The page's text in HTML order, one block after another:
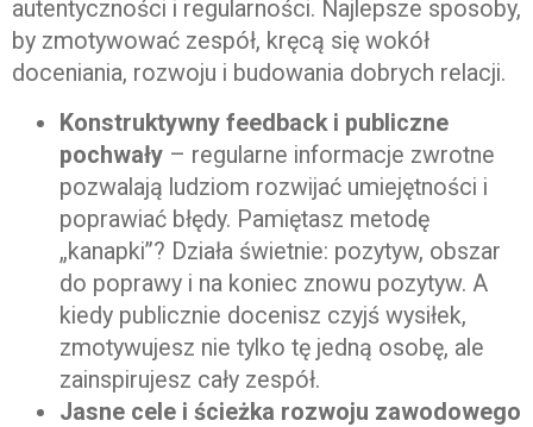
autentyczności i regularności. Najlepsze sposoby,
by zmotywować zespół, kręcą się wokół
doceniania, rozwoju i budowania dobrych relacji.
Konstruktywny feedback i publiczne
pochwały – regularne informacje zwrotne
pozwalają ludziom rozwijać umiejętności i
poprawiać błędy. Pamiętasz metodę
„kanapki”? Działa świetnie: pozytyw, obszar
do poprawy i na koniec znowu pozytyw. A
kiedy publicznie docenisz czyjś wysiłek,
zmotywujesz nie tylko tę jedną osobę, ale
zainspirujesz cały zespół.
Jasne cele i ścieżka rozwoju zawodowego